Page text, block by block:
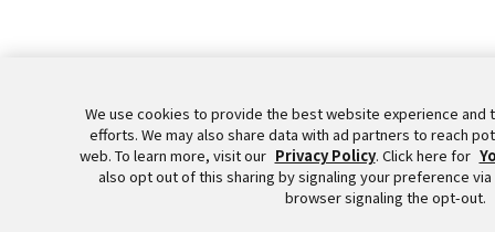
We use cookies to provide the best website experience and
efforts. We may also share data with ad partners to reach
web. To learn more, visit our Privacy Policy. Click here for
also opt out of this sharing by signaling your preference
browser signaling the opt-out.